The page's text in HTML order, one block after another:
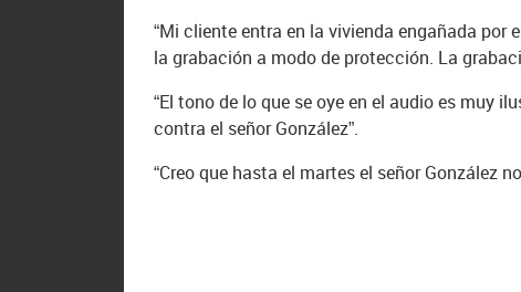
“Mi cliente entra en la vivienda engañada
la grabación a modo de protección. La
“El tono de lo que se oye en el audio es muy
contra el señor González”.
“Creo que hasta el martes el señor González